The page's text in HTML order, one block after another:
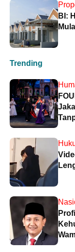
BI:
Trending